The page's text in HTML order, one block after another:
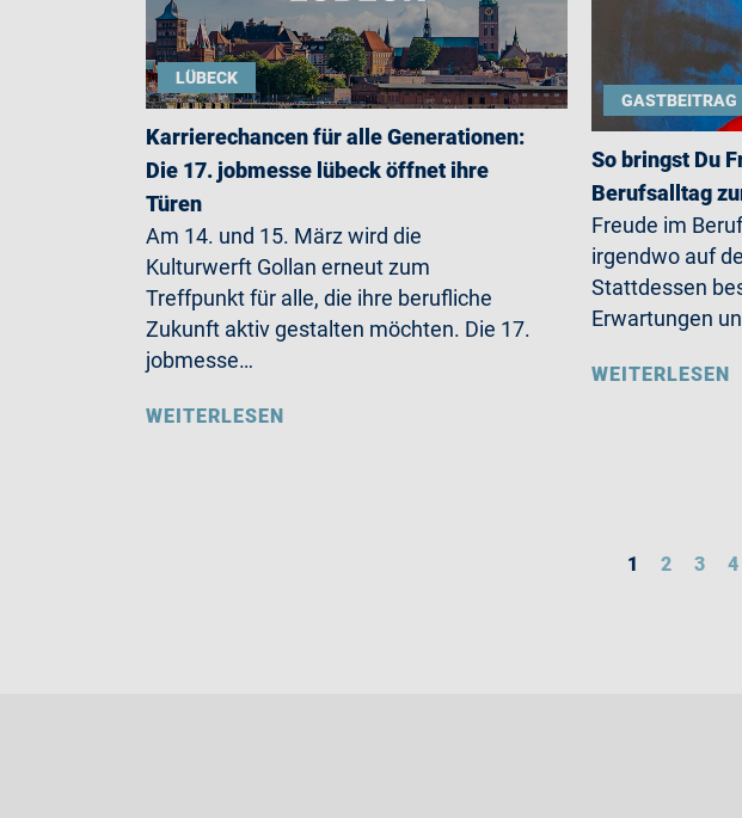
LÜBECK
Karrierechancen für alle Generationen:
Die 17. jobmesse lübeck öffnet ihre
Türen
Am 14. und 15. März wird die
Kulturwerft Gollan erneut zum
Treffpunkt für alle, die ihre berufliche
Zukunft aktiv gestalten möchten. Die 17.
jobmesse…
WEITERLESEN
GASTBEITRAG
So bringst Du
Berufsalltag
Freude im
irgendwo auf
Stattdessen
Erwartungen
WEITERLESEN
1 2 3 4